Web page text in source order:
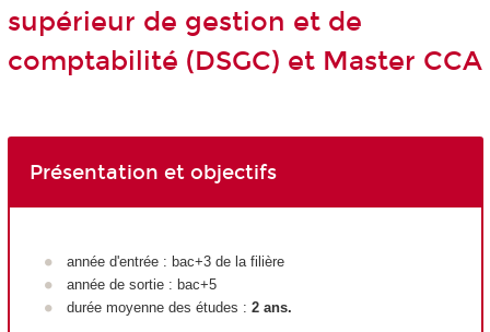
supérieur de gestion et de
comptabilité (DSGC) et Master CCA
Présentation et objectifs
année d'entrée : bac+3 de la filière
année de sortie : bac+5
durée moyenne des études : 2 ans.